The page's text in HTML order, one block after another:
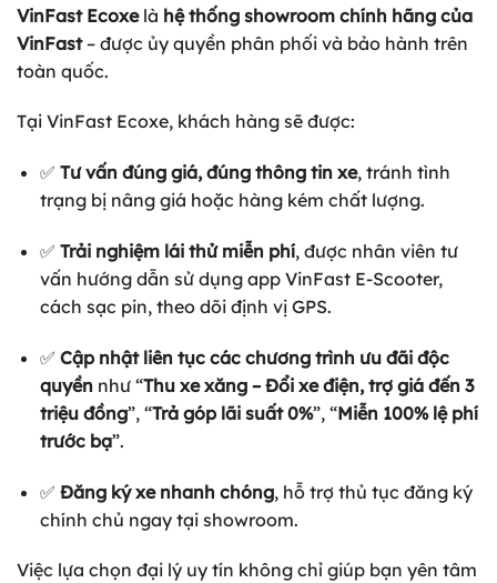
VinFast Ecoxelà hệ thống showroom chính hãng của
VinFast– được ủy quyền phân phối và bảo hành trên
toàn quốc.
Tại VinFast Ecoxe, khách hàng sẽ được:
✅ Tư vấn đúng giá, đúng thông tin xe, tránh tình
trạng bị nâng giá hoặc hàng kém chất lượng.
✅ Trải nghiệm lái thử miễn phí, được nhân viên tư
vấn hướng dẫn sử dụng app VinFast E-Scooter,
cách sạc pin, theo dõi định vị GPS.
✅ Cập nhật liên tục các chương trình ưu đãi độc
quyền như “Thu xe xăng – Đổi xe điện, trợ giá đến 3
triệu đồng”, “Trả góp lãi suất 0%”, “Miễn 100% lệ phí
trước bạ”.
✅ Đăng ký xe nhanh chóng, hỗ trợ thủ tục đăng ký
chính chủ ngay tại showroom.
Việc lựa chọn đại lý uy tín không chỉ giúp bạn yên tâm